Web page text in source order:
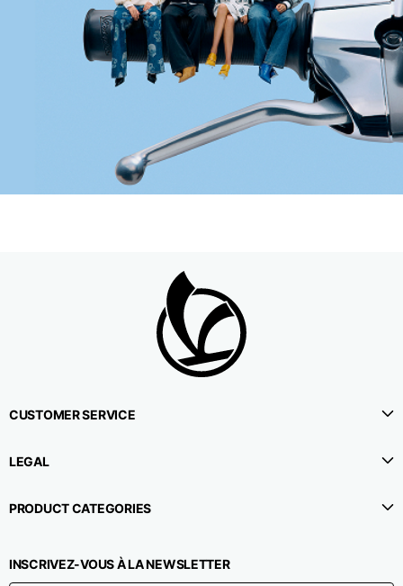
CUSTOMER SERVICE
LEGAL
PRODUCT CATEGORIES
INSCRIVEZ-VOUS À LA NEWSLETTER